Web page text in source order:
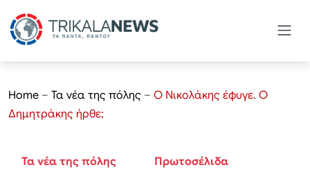
Home – Τα νέα της πόλης – Ο Νικολάκης έφυγε. Ο
Δημητράκης ήρθε;
Τα νέα της πόλης Πρωτοσέλιδα